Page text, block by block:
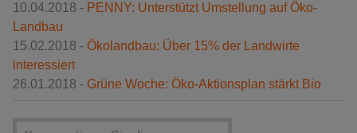
10.04.2018 - PENNY: Unterstützt Umstellung auf Öko-
Landbau
15.02.2018 - Ökolandbau: Über 15% der Landwirte
interessiert
26.01.2018 - Grüne Woche: Öko-Aktionsplan stärkt Bio